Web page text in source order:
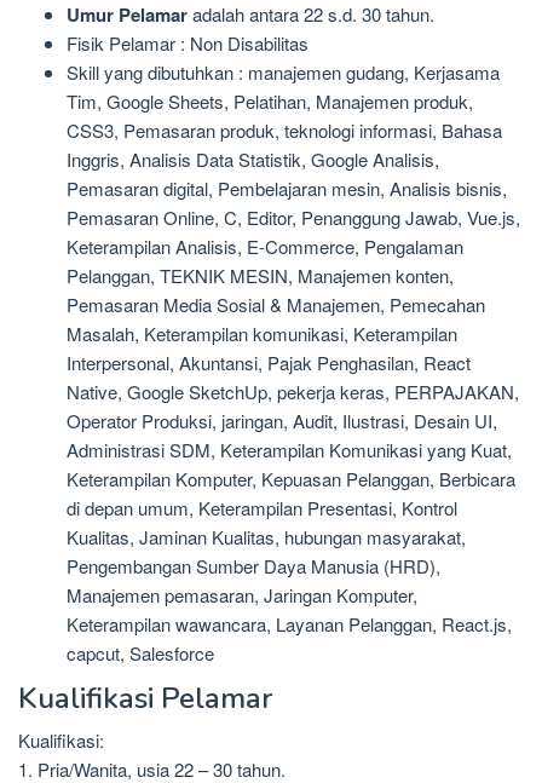
Umur Pelamaradalah antara 22 s.d. 30 tahun.
Fisik Pelamar : Non Disabilitas
Skill yang dibutuhkan : manajemen gudang, Kerjasama
Tim, Google Sheets, Pelatihan, Manajemen produk,
CSS3, Pemasaran produk, teknologi informasi, Bahasa
Inggris, Analisis Data Statistik, Google Analisis,
Pemasaran digital, Pembelajaran mesin, Analisis bisnis,
Pemasaran Online, C, Editor, Penanggung Jawab, Vue.js,
Keterampilan Analisis, E-Commerce, Pengalaman
Pelanggan, TEKNIK MESIN, Manajemen konten,
Pemasaran Media Sosial & Manajemen, Pemecahan
Masalah, Keterampilan komunikasi, Keterampilan
Interpersonal, Akuntansi, Pajak Penghasilan, React
Native, Google SketchUp, pekerja keras, PERPAJAKAN,
Operator Produksi, jaringan, Audit, Ilustrasi, Desain UI,
Administrasi SDM, Keterampilan Komunikasi yang Kuat,
Keterampilan Komputer, Kepuasan Pelanggan, Berbicara
di depan umum, Keterampilan Presentasi, Kontrol
Kualitas, Jaminan Kualitas, hubungan masyarakat,
Pengembangan Sumber Daya Manusia (HRD),
Manajemen pemasaran, Jaringan Komputer,
Keterampilan wawancara, Layanan Pelanggan, React.js,
capcut, Salesforce
Kualifikasi Pelamar
Kualifikasi:
1. Pria/Wanita, usia 22 – 30 tahun.